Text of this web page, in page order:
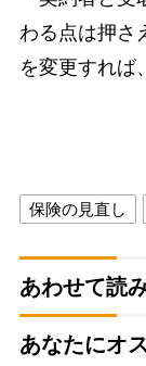
わる点は押さ
を変更すれば
保険の見直し
あわせて読
あなたにオ